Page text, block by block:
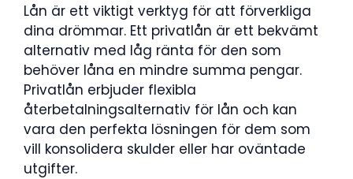
Lån är ett viktigt verktyg för att förverkliga
dina drömmar. Ett privatlån är ett bekvämt
alternativ med låg ränta för den som
behöver låna en mindre summa pengar.
Privatlån erbjuder flexibla
återbetalningsalternativ för lån och kan
vara den perfekta lösningen för dem som
vill konsolidera skulder eller har oväntade
utgifter.